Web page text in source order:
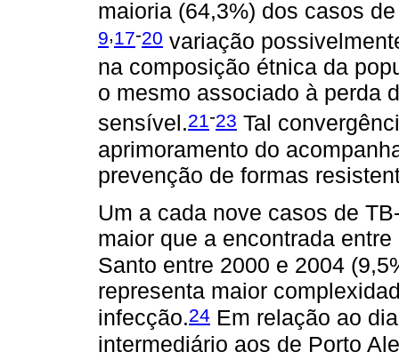
maioria (64,3%) dos casos
9,17-20 variação
na composição étnica da
o mesmo associado à perda
sensível.21 -23 Tal
aprimoramento do
prevenção de formas
Um a cada nove casos de
maior que a encontrada
Santo entre 2000 e 2004
representa maior
infecção.24 Em relação ao
intermediário aos de Porto